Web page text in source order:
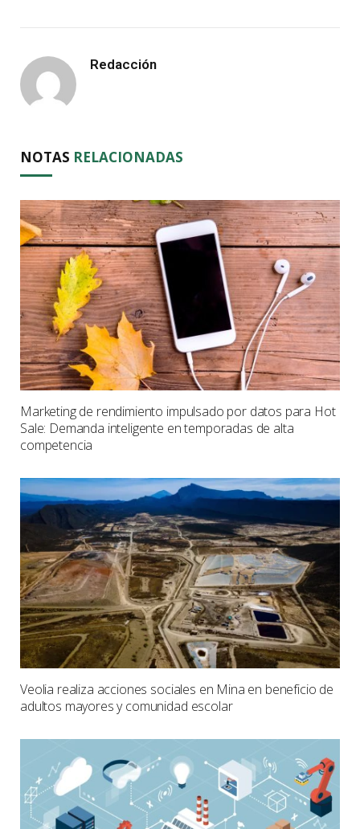
Redacción
NOTAS RELACIONADAS
Marketing de rendimiento impulsado por datos para Hot
Sale: Demanda inteligente en temporadas de alta
competencia
Veolia realiza acciones sociales en Mina en beneficio de
adultos mayores y comunidad escolar